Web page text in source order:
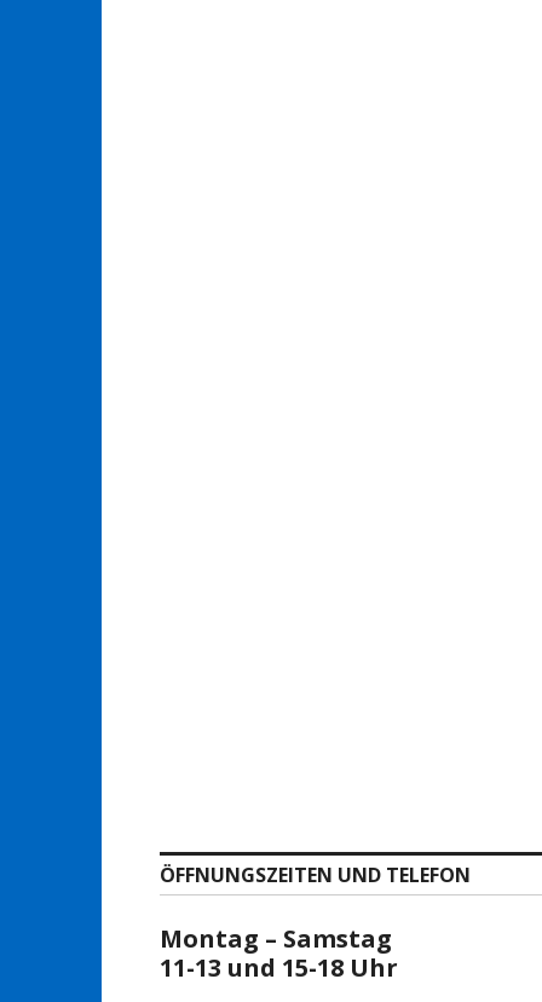
ÖFFNUNGSZEITEN UND TELEFON
Montag – Samstag
11-13 und 15-18 Uhr